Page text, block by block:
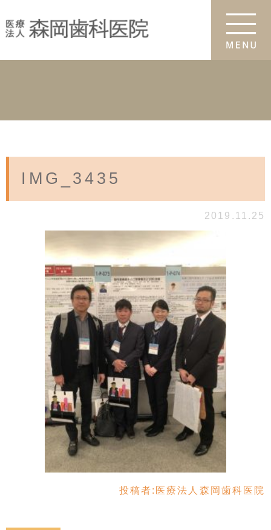
IMG_3435
2019.11.25
投稿者: 医療法人森岡歯科医院